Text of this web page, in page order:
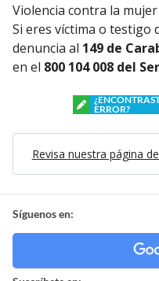
Violencia contra la mujer
Si eres víctima o testigo
denuncia al 149 de
en el 800 104 008 del
ERROR?
Revisa nuestra página
Síguenos en: